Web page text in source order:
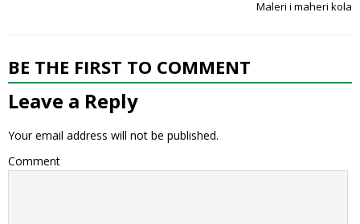
Maleri i maheri kola
BE THE FIRST TO COMMENT
Leave a Reply
Your email address will not be published.
Comment